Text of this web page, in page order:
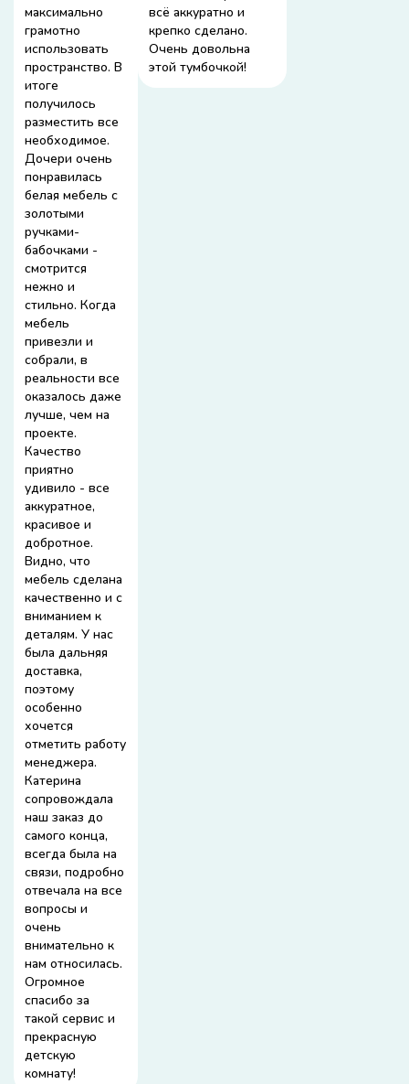
максимально
грамотно
использовать
пространство. В
итоге
получилось
разместить все
необходимое.
Дочери очень
понравилась
белая мебель с
золотыми
ручками-
бабочками -
смотрится
нежно и
стильно. Когда
мебель
привезли и
собрали, в
реальности все
оказалось даже
лучше, чем на
проекте.
Качество
приятно
удивило - все
аккуратное,
красивое и
добротное.
Видно, что
мебель сделана
качественно и с
вниманием к
деталям. У нас
была дальняя
доставка,
поэтому
особенно
хочется
отметить работу
менеджера.
Катерина
сопровождала
наш заказ до
самого конца,
всегда была на
связи, подробно
отвечала на все
вопросы и
очень
внимательно к
нам относилась.
Огромное
спасибо за
такой сервис и
прекрасную
детскую
комнату!
всё аккуратно и
крепко сделано.
Очень довольна
этой тумбочкой!